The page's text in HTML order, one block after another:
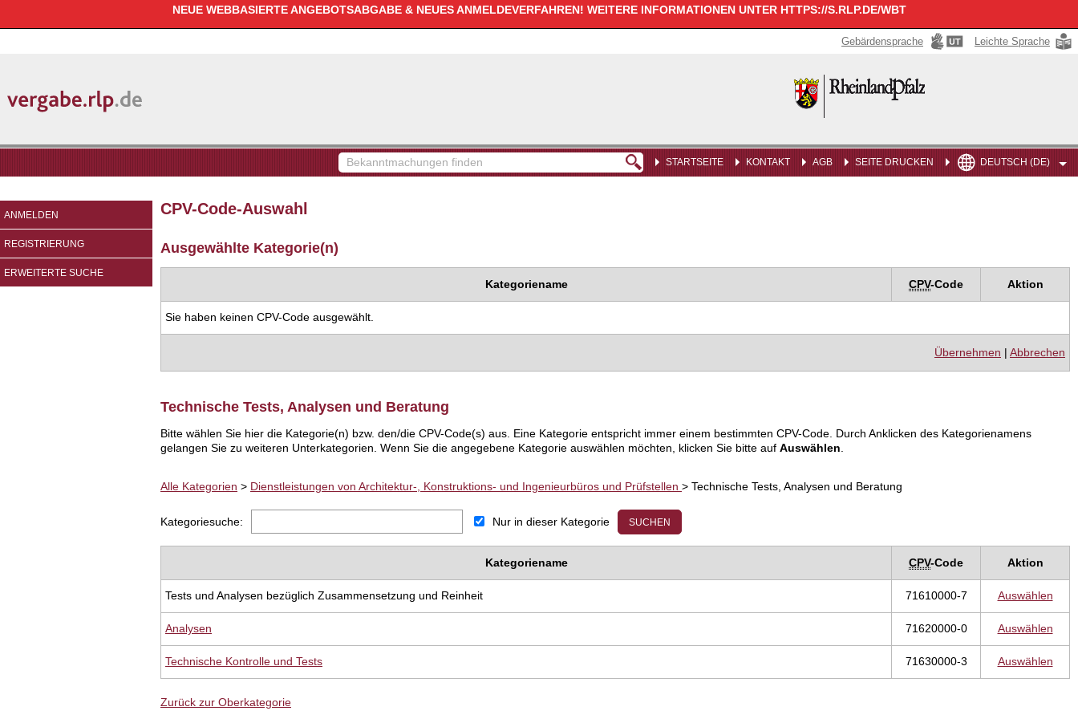
NEUE WEBBASIERTE ANGEBOTSABGABE & NEUES ANMELDEVERFAHREN! WEITERE INFORMATIONEN UNTER HTTPS://S.RLP.DE/WBT
Gebärdensprache Leichte Sprache
Rheinland-
Pfalz
Bekanntmachungen
finden
STARTSEITE KONTAKT AGB SEITE DRUCKEN DEUTSCH (DE)
ANMELDEN
REGISTRIERUNG
ERWEITERTE SUCHE
CPV-Code-Auswahl
Ausgewählte Kategorie(n)
Kategoriename CPV-Code Aktion
Sie haben keinen CPV-Code ausgewählt.
Übernehmen | Abbrechen
Technische Tests, Analysen und Beratung
Bitte wählen Sie hier die Kategorie(n) bzw. den/die CPV-Code(s) aus. Eine Kategorie entspricht immer einem bestimmten CPV-Code. Durch Anklicken des Kategorienamens
gelangen Sie zu weiteren Unterkategorien. Wenn Sie die angegebene Kategorie auswählen möchten, klicken Sie bitte auf Auswählen
Alle Kategorien > Dienstleistungen von Architektur-, Konstruktions- und Ingenieurbüros und Prüfstellen > Technische Tests, Analysen und Beratung
Kategoriesuche: Nur in dieser Kategorie
Kategoriename CPV-Code Aktion
Tests und Analysen bezüglich Zusammensetzung und Reinheit 71610000-7 Auswählen
Analysen 71620000-0 Auswählen
Technische Kontrolle und Tests 71630000-3 Auswählen
Zurück zur Oberkategorie